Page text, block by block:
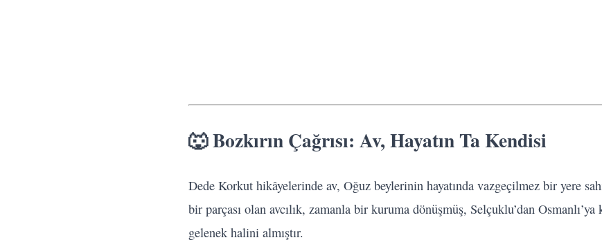
🐺 Bozkırın Çağrısı: Av, Hayatın Ta Kendisi
Dede Korkut hikâyelerinde av, Oğuz beylerinin hayatında vazgeçilmez bir yere
bir parçası olan avcılık, zamanla bir kuruma dönüşmüş, Selçuklu’dan
gelenek halini almıştır.